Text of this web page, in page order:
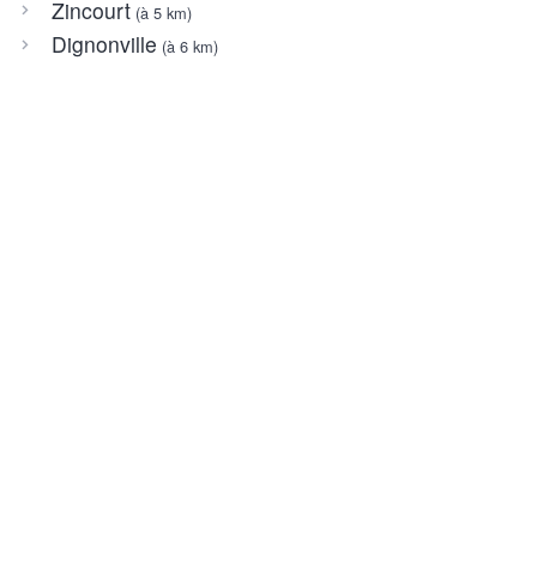
Zincourt(à 5 km)
Dignonville (à 6 km)